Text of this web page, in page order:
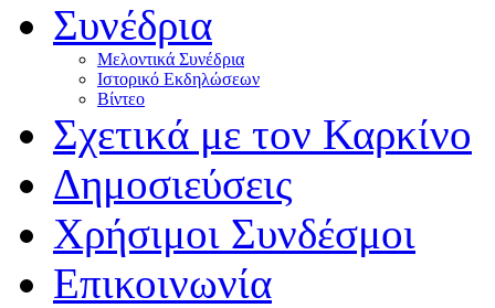
Συνέδρια
Μελοντικά Συνέδρια
Ιστορικό Εκδηλώσεων
Βίντεο
Σχετικά με τον Καρκίνο
Δημοσιεύσεις
Χρήσιμοι Συνδέσμοι
Επικοινωνία